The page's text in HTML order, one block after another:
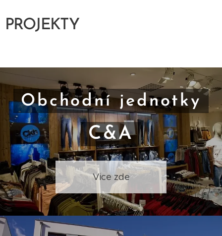
PROJEKTY
Obchodní jednotky
C&A
Vice zde